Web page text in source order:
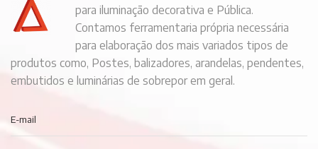
para iluminação decorativa e Pública.
Contamos ferramentaria própria necessária
para elaboração dos mais variados tipos de
produtos como, Postes, balizadores, arandelas, pendentes,
embutidos e luminárias de sobrepor em geral.
E-mail